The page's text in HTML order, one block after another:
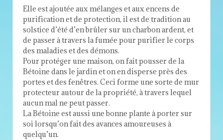
Elle est ajoutée aux mélanges et aux encens de
purification et de protection, il est de tradition au
solstice d’été d’en brûler sur un charbon ardent, et
de passer à travers la fumée pour purifier le corps
des maladies et des démons.
Pour protéger une maison, on fait pousser de la
Bétoine dans le jardin et on en disperse près des
portes et des fenêtres. Ceci forme une sorte de mur
protecteur autour de la propriété, à travers lequel
aucun mal ne peut passer.
La Bétoine est aussi une bonne plante à porter sur
soi lorsqu’on fait des avances amoureuses à
quelqu’un.